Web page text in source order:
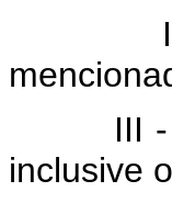
II -
III -
inclusive